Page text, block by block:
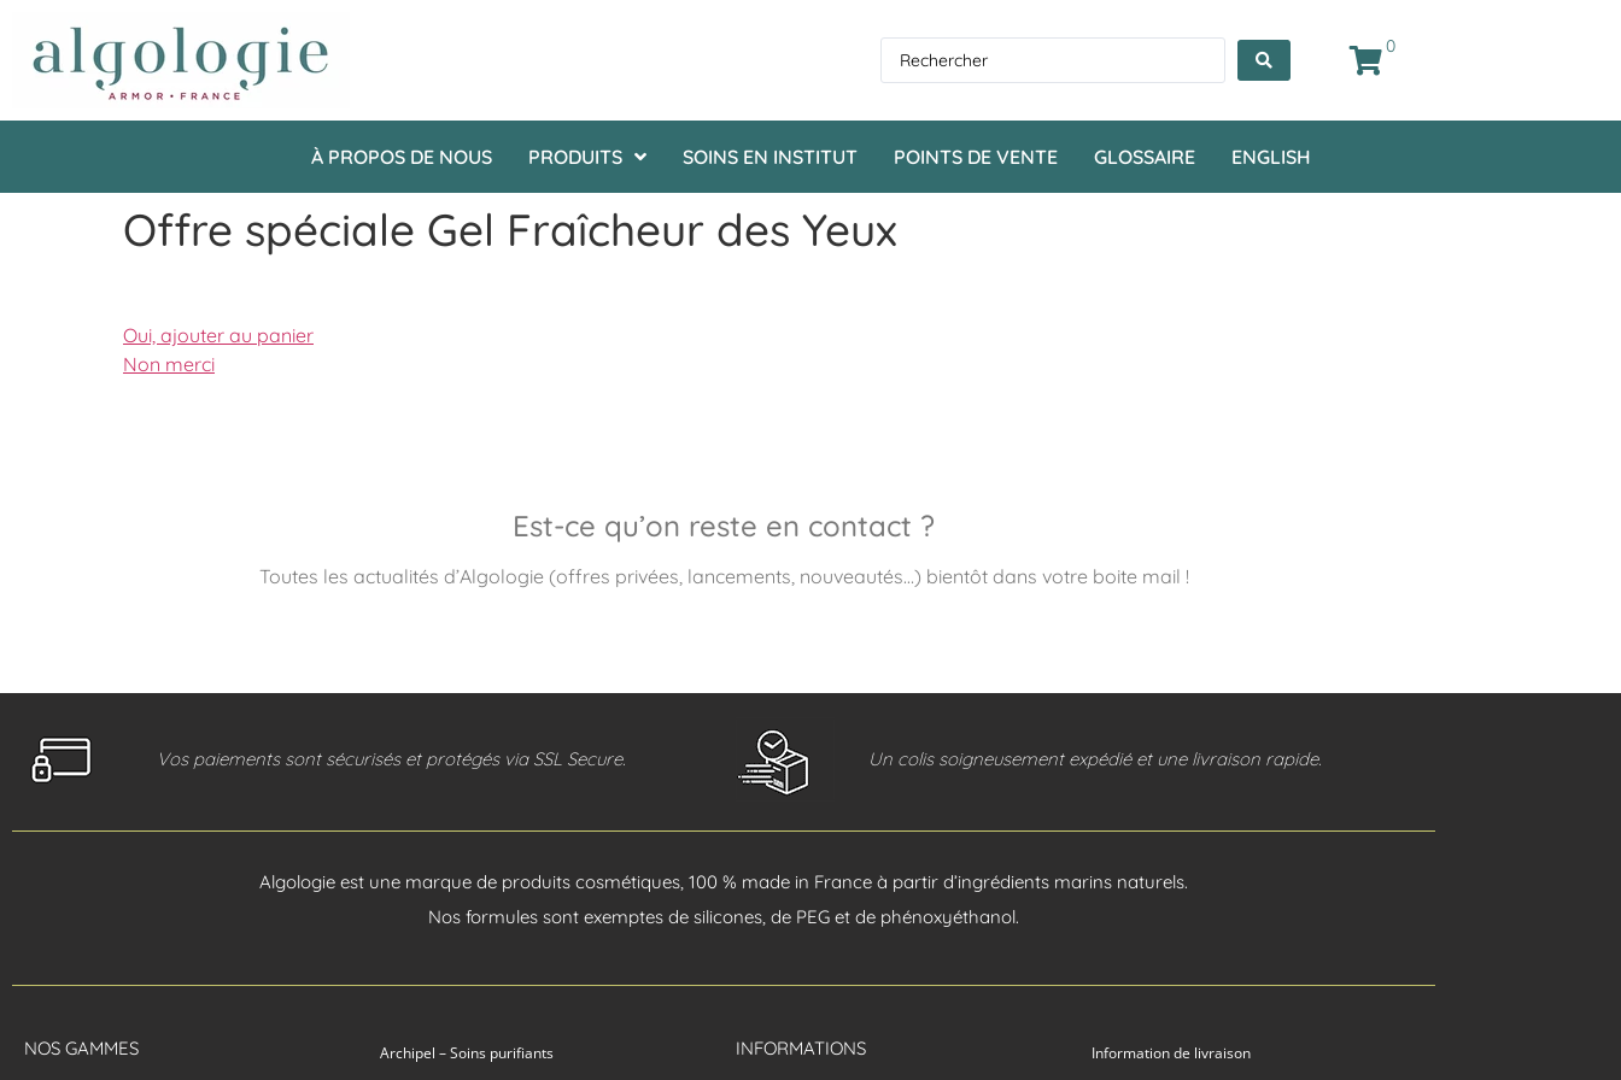
0
À PROPOS DE NOUS PRODUITS SOINS EN INSTITUT POINTS DE VENTE GLOSSAIRE ENGLISH
Offre spéciale Gel Fraîcheur des Yeux
Oui, ajouter au panier
Non merci
Est-ce qu’on reste en contact ?
Toutes les actualités d’Algologie (offres privées, lancements, nouveautés…) bientôt dans votre boite mail !
Vos paiements sont sécurisés et protégés via SSL Secure. Un colis soigneusement expédié et une livraison rapide.
Algologie est une marque de produits cosmétiques, 100 % made in France à partir d’ingrédients marins naturels.
Nos formules sont exemptes de silicones, de PEG et de phénoxyéthanol.
NOS GAMMES
Archipel – Soins purifiants
INFORMATIONS
Information de livraison